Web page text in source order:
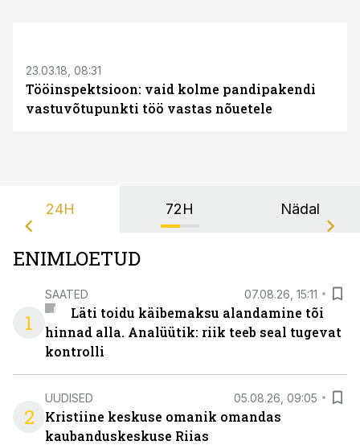
23.03.18, 08:31
Tööinspektsioon: vaid kolme pandipakendi
vastuvõtupunkti töö vastas nõuetele
24H 72H Nädal
ENIMLOETUD
1
SAATED 07.08.26, 15:11
Läti toidu käibemaksu alandamine tõi
hinnad alla. Analüütik: riik teeb seal tugevat
kontrolli
2
UUDISED 05.08.26, 09:05
Kristiine keskuse omanik omandas
kaubanduskeskuse Riias